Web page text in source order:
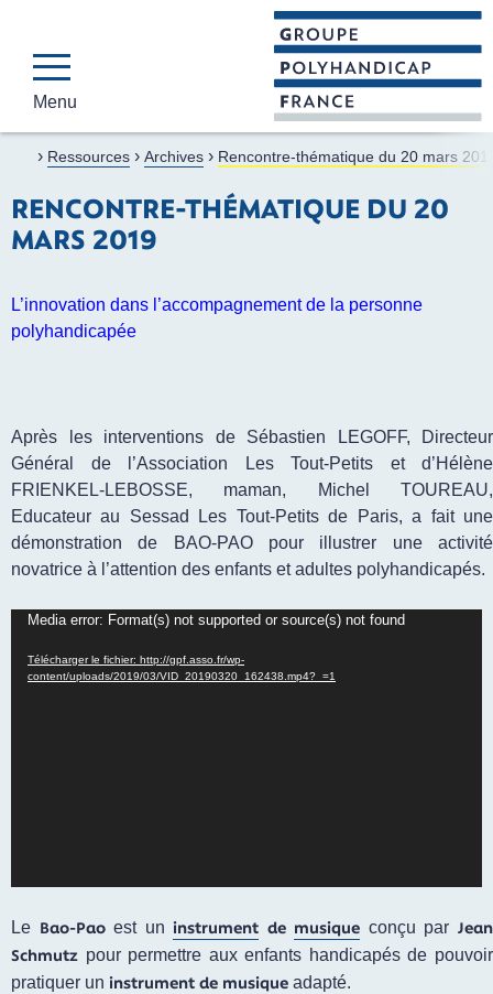
GROUPE
Faire connaître et
Menu
Accueil
› Ressources › Archives › Rencontre-thématique du 20 mars
RENCONTRE-THÉMATIQUE DU 20
MARS 2019
L’innovation dans l’accompagnement de la personne
polyhandicapée
Après les interventions de Sébastien LEGOFF, Directeur
Général de l’Association Les Tout-Petits et d’Hélène
FRIENKEL-LEBOSSE, maman, Michel TOUREAU,
Educateur au Sessad Les Tout-Petits de Paris, a fait une
démonstration de BAO-PAO pour illustrer une activité
novatrice à l’attention des enfants et adultes polyhandicapés.
Lecteur
Media error: Format(s) not supported or source(s) not found
Télécharger le fichier: http://gpf.asso.fr/wp-
content/uploads/2019/03/VID_20190320_162438.mp4?_=1
Le Bao-Paoest uninstrument de musique conçu par Jean
Schmutz pour permettre aux enfants handicapés de pouvoir
pratiquer un instrument de musique adapté.